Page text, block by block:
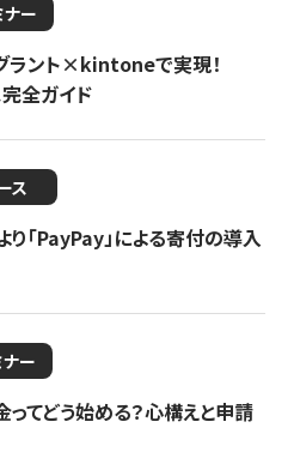
ナー
ラント×kintoneで実現！
全ガイド
ス
り「PayPay」による寄付の導入
ナー
ってどう始める？心構えと申請